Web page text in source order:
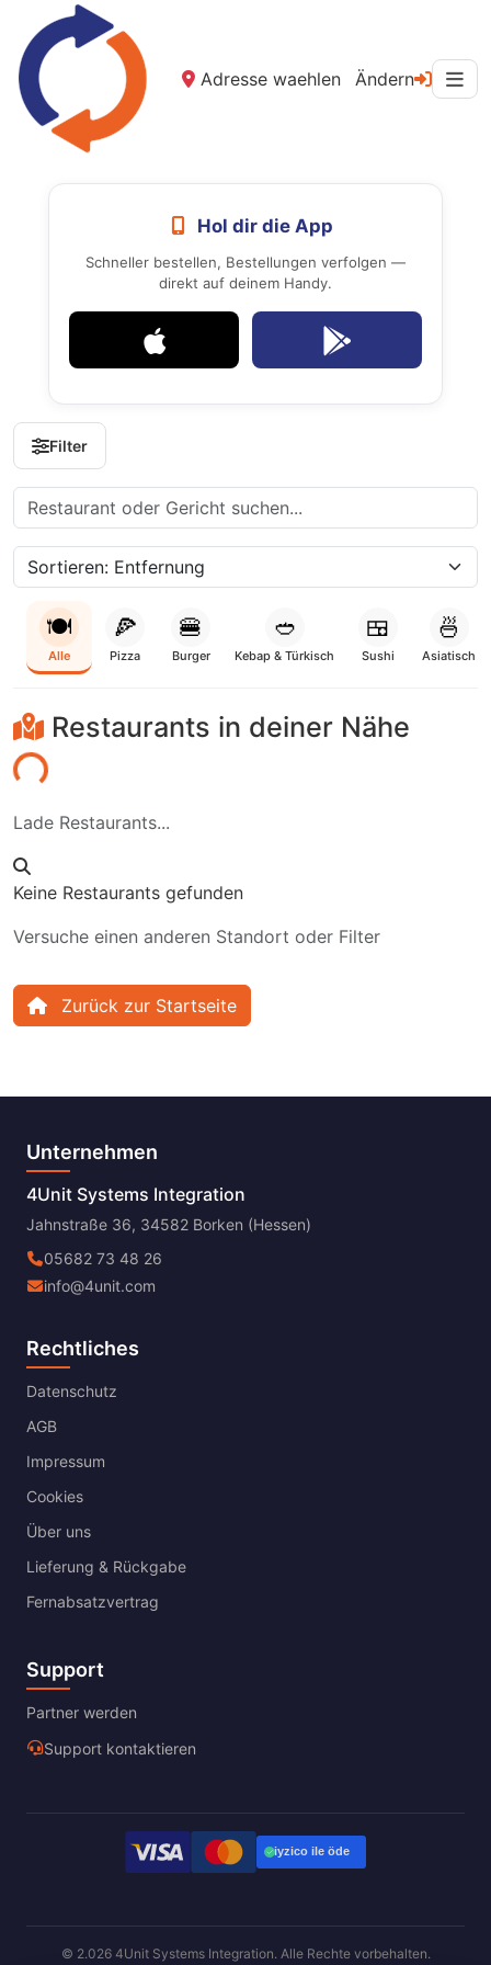
Adresse waehlen Ändern
Hol dir die App
Schneller bestellen, Bestellungen verfolgen —
direkt auf deinem Handy.
Filter
🍽️
Alle
🍕
Pizza
🍔
Burger
🥙
Kebap & Türkisch
🍱
Sushi
🍜
Asiatisch
Restaurants in deiner Nähe
Lade Restaurants...
Keine Restaurants gefunden
Versuche einen anderen Standort oder Filter
Zurück zur Startseite
Unternehmen
4Unit Systems Integration
Jahnstraße 36, 34582 Borken (Hessen)
05682 73 48 26
info@4unit.com
Rechtliches
Datenschutz
AGB
Impressum
Cookies
Über uns
Lieferung & Rückgabe
Fernabsatzvertrag
Support
Partner werden
Support kontaktieren
© 2.026 4Unit Systems Integration. Alle Rechte vorbehalten.